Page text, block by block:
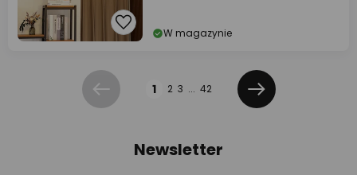
W magazynie
Poprzednia 1 2 3 ... 42
Dalej
Newsletter